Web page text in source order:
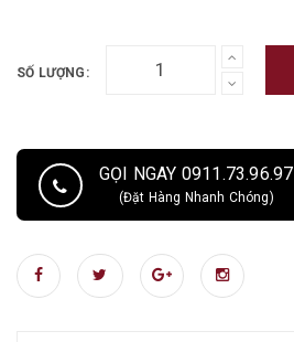
SỐ LƯỢNG:
GỌI NGAY 0911.73.96.97
(Đặt Hàng Nhanh Chóng)